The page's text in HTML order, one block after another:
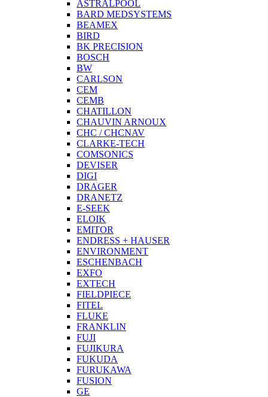
ASTRALPOOL
BARD MEDSYSTEMS
BEAMEX
BIRD
BK PRECISION
BOSCH
BW
CARLSON
CEM
CEMB
CHATILLON
CHAUVIN ARNOUX
CHC / CHCNAV
CLARKE-TECH
COMSONICS
DEVISER
DIGI
DRAGER
DRANETZ
E-SEEK
ELOIK
EMITOR
ENDRESS + HAUSER
ENVIRONMENT
ESCHENBACH
EXFO
EXTECH
FIELDPIECE
FITEL
FLUKE
FRANKLIN
FUJI
FUJIKURA
FUKUDA
FURUKAWA
FUSION
GE